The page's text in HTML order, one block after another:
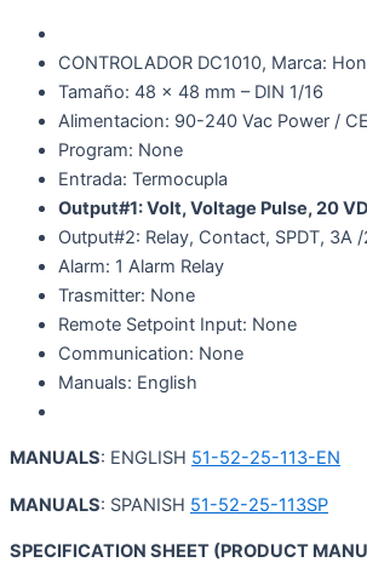
CONTROLADOR DC1010, Marca:
Tamaño: 48 x 48 mm – DIN 1/16
Alimentacion: 90-240 Vac Power /
Program: None
Entrada: Termocupla
Output#1: Volt, Voltage Pulse, 20
Output#2: Relay, Contact, SPDT, 3A
Alarm: 1 Alarm Relay
Trasmitter: None
Remote Setpoint Input: None
Communication: None
Manuals: English
MANUALS: ENGLISH 51-52-25-113-EN
MANUALS: SPANISH 51-52-25-113SP
SPECIFICATION SHEET (PRODUCT